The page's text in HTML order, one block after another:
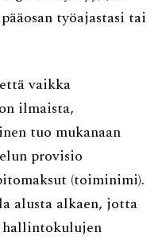
työajastasi tai
vaikka
ilmaista,
tuo mukanaan
provisio
(toiminimi).
alusta alkaen, jotta